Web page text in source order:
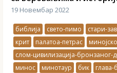
19 Новембар 2022
библија свето-пимо стари-
крит
палатоа-петрас
слом-цивилизација-бронзаног-
минос
минотаур бик глава-